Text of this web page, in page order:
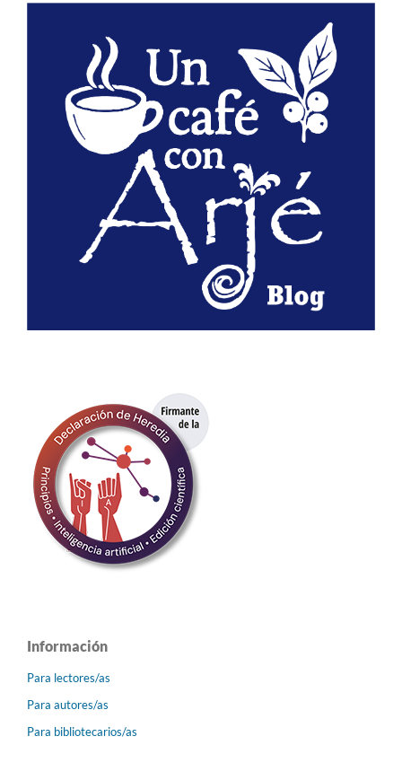
Información
Para lectores/as
Para autores/as
Para bibliotecarios/as